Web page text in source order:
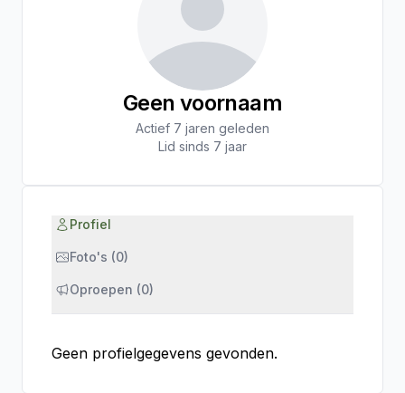
Geen voornaam
Actief 7 jaren geleden
Lid sinds 7 jaar
Profiel
Foto's (0)
Oproepen (0)
Geen profielgegevens gevonden.